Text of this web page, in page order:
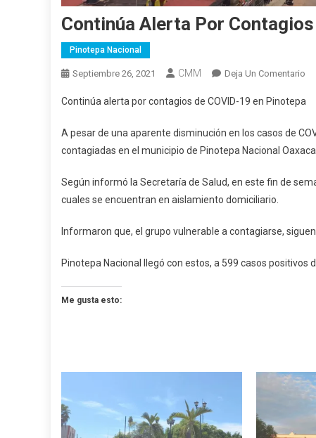
Continúa Alerta Por
Pinotepa Nacional
Septiembre 26, 2021 CMM Deja Un Comentario
De
19
Continúa alerta por contagios de COVID-19 en Pinotepa
A pesar de una aparente disminución en los casos de
contagiadas en el municipio de Pinotepa Nacional
Según informó la Secretaría de Salud, en este fin de
cuales se encuentran en aislamiento domiciliario.
Informaron que, el grupo vulnerable a contagiarse,
Pinotepa Nacional llegó con estos, a 599 casos positivos
Me gusta esto: